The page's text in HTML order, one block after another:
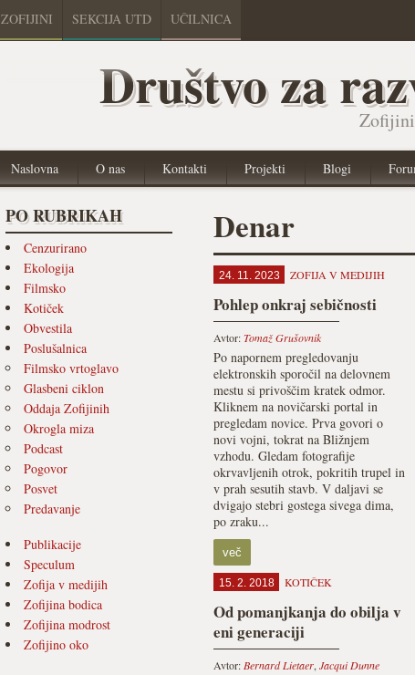
ZOFIJINI SEKCIJA UTD UČILNICA
Društvo za
Naslovna O nas Kontakti Projekti Blogi
PO RUBRIKAH
Cenzurirano
Ekologija
Filmsko
Kotiček
Obvestila
Poslušalnica
Filmsko vrtoglavo
Glasbeni ciklon
Oddaja Zofijinih
Okrogla miza
Podcast
Pogovor
Posvet
Predavanje
Publikacije
Speculum
Zofija v medijih
Zofijina bodica
Zofijina modrost
Zofijino oko
Denar
24. 11. 2023 ZOFIJA V MEDIJIH
Pohlep onkraj sebičnosti
Avtor:Tomaž Grušovnik
Po napornem pregledovanju
elektron­skih sporočil na delovnem
mestu si privoščim kratek odmor.
Kliknem na novičarski portal in
pregledam novice. Prva govori o
novi vojni, tokrat na Bližnjem
vzhodu. Gledam fotografije
okrvavljenih otrok, pokritih trupel in
v prah sesutih stavb. V daljavi se
dvigajo stebri gostega sivega dima,
po zraku...
več
15. 2. 2018 KOTIČEK
Od pomanjkanja do obilja v
eni generaciji
Avtor: Bernard Lietaer, Jacqui Dunne